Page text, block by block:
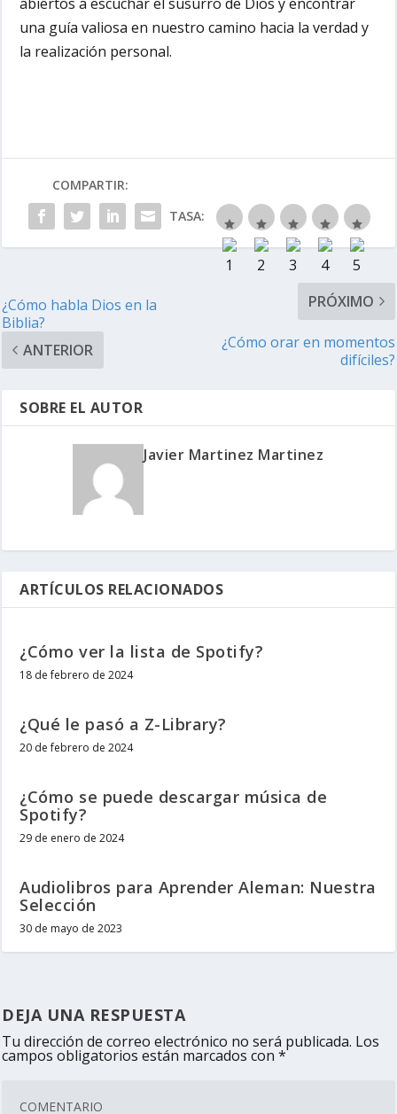
una guía valiosa en nuestro camino hacia la verdad y
la realización personal.
COMPARTIR:
TASA:
¿Cómo habla Dios en la
Biblia?
ANTERIOR
PRÓXIMO
¿Cómo orar en momentos
difíciles?
SOBRE EL AUTOR
Javier Martinez Martinez
ARTÍCULOS RELACIONADOS
¿Cómo ver la lista de Spotify?
18 de febrero de 2024
¿Qué le pasó a Z-Library?
20 de febrero de 2024
¿Cómo se puede descargar música de
Spotify?
29 de enero de 2024
Audiolibros para Aprender Aleman: Nuestra
Selección
30 de mayo de 2023
DEJA UNA RESPUESTA
Tu dirección de correo electrónico no será publicada. Los
campos obligatorios están marcados con*